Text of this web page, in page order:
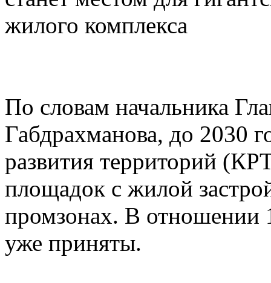
По словам начальника
Габдрахманова, до 2030
развития территорий
площадок с жилой
промзонах. В
уже приняты.